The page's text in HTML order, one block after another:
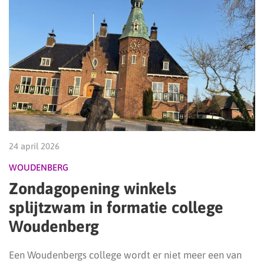
24 april 2026
WOUDENBERG
Zondagopening winkels
splijtzwam in formatie college
Woudenberg
Een Woudenbergs college wordt er niet meer een van